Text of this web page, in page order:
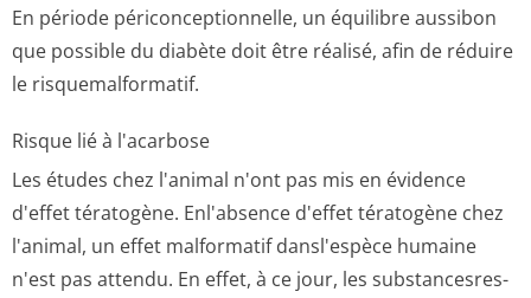
En période périconception­nelle, un équilibre aussibon
que possible du diabète doit être réalisé, afin de réduire
le risquemalformatif.
Risque lié à l'acarbose
Les études chez l'animal n'ont pas mis en évidence
d'effet tératogène. Enl'absence d'effet tératogène chez
l'animal, un effet malformatif dansl'espèce humaine
n'est pas attendu. En effet, à ce jour, les substancesres­